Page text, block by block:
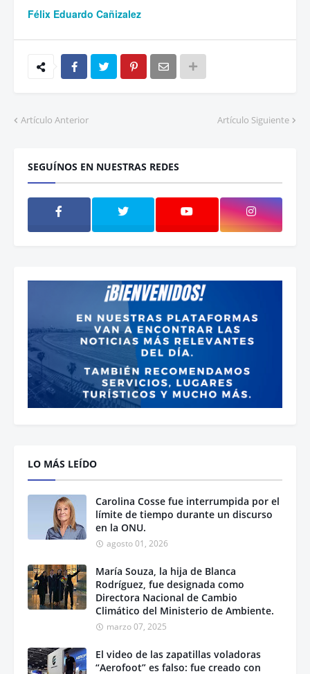
Félix Eduardo Cañizalez
Artículo Anterior Artículo Siguiente
SEGUÍNOS EN NUESTRAS REDES
LO MÁS LEÍDO
Carolina Cosse fue interrumpida por el
límite de tiempo durante un discurso
en la ONU.
agosto 01, 2026
María Souza, la hija de Blanca
Rodríguez, fue designada como
Directora Nacional de Cambio
Climático del Ministerio de Ambiente.
marzo 07, 2025
El video de las zapatillas voladoras
“Aerofoot” es falso: fue creado con